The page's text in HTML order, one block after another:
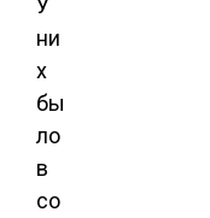
У
ни
х
бы
ло
в
со